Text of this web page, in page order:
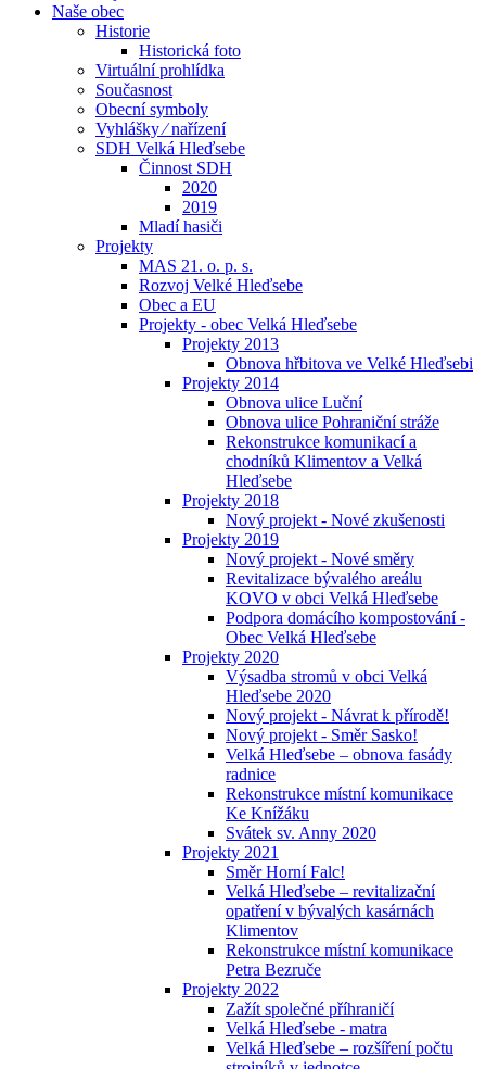
Naše obec
Historie
Historická foto
Virtuální prohlídka
Současnost
Obecní symboly
Vyhlášky ⁄ nařízení
SDH Velká Hleďsebe
Činnost SDH
2020
2019
Mladí hasiči
Projekty
MAS 21. o. p. s.
Rozvoj Velké Hleďsebe
Obec a EU
Projekty - obec Velká Hleďsebe
Projekty 2013
Obnova hřbitova ve Velké Hleďsebi
Projekty 2014
Obnova ulice Luční
Obnova ulice Pohraniční stráže
Rekonstrukce komunikací a
chodníků Klimentov a Velká
Hleďsebe
Projekty 2018
Nový projekt - Nové zkušenosti
Projekty 2019
Nový projekt - Nové směry
Revitalizace bývalého areálu
KOVO v obci Velká Hleďsebe
Podpora domácího kompostování -
Obec Velká Hleďsebe
Projekty 2020
Výsadba stromů v obci Velká
Hleďsebe 2020
Nový projekt - Návrat k přírodě!
Nový projekt - Směr Sasko!
Velká Hleďsebe – obnova fasády
radnice
Rekonstrukce místní komunikace
Ke Knížáku
Svátek sv. Anny 2020
Projekty 2021
Směr Horní Falc!
Velká Hleďsebe – revitalizační
opatření v bývalých kasárnách
Klimentov
Rekonstrukce místní komunikace
Petra Bezruče
Projekty 2022
Zažít společné příhraničí
Velká Hleďsebe - matra
Velká Hleďsebe – rozšíření počtu